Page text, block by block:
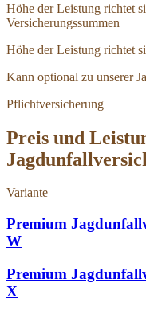
Höhe der Leistung richtet
Versicherungssummen
Höhe der Leistung richtet
Kann optional zu unserer
Pflichtversicherung
Preis und
Variante
Premium
W
Premium
X